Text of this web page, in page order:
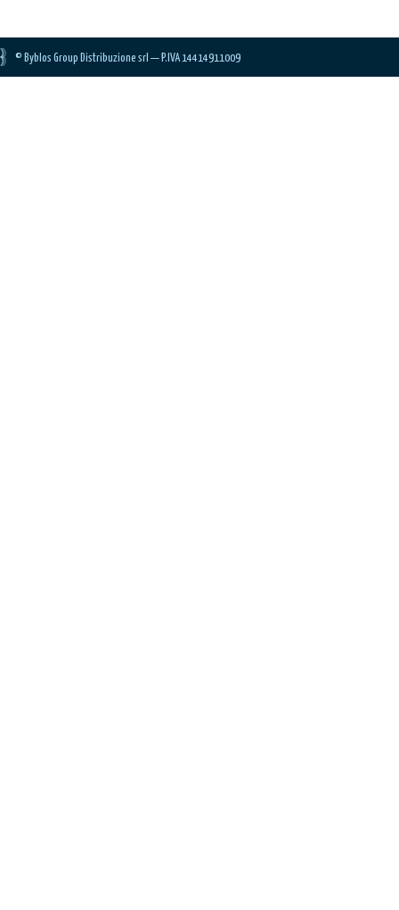
© Byblos Group Distribuzione srl — P.IVA 14414911009